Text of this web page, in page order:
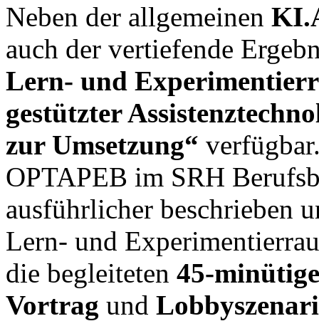
Neben der allgemeinen
auch der vertiefende
Lern- und
gestützter
zur Umsetzung“
OPTAPEB im SRH
ausführlicher beschrieben
Lern- und
die begleiteten 45-
Vortrag und